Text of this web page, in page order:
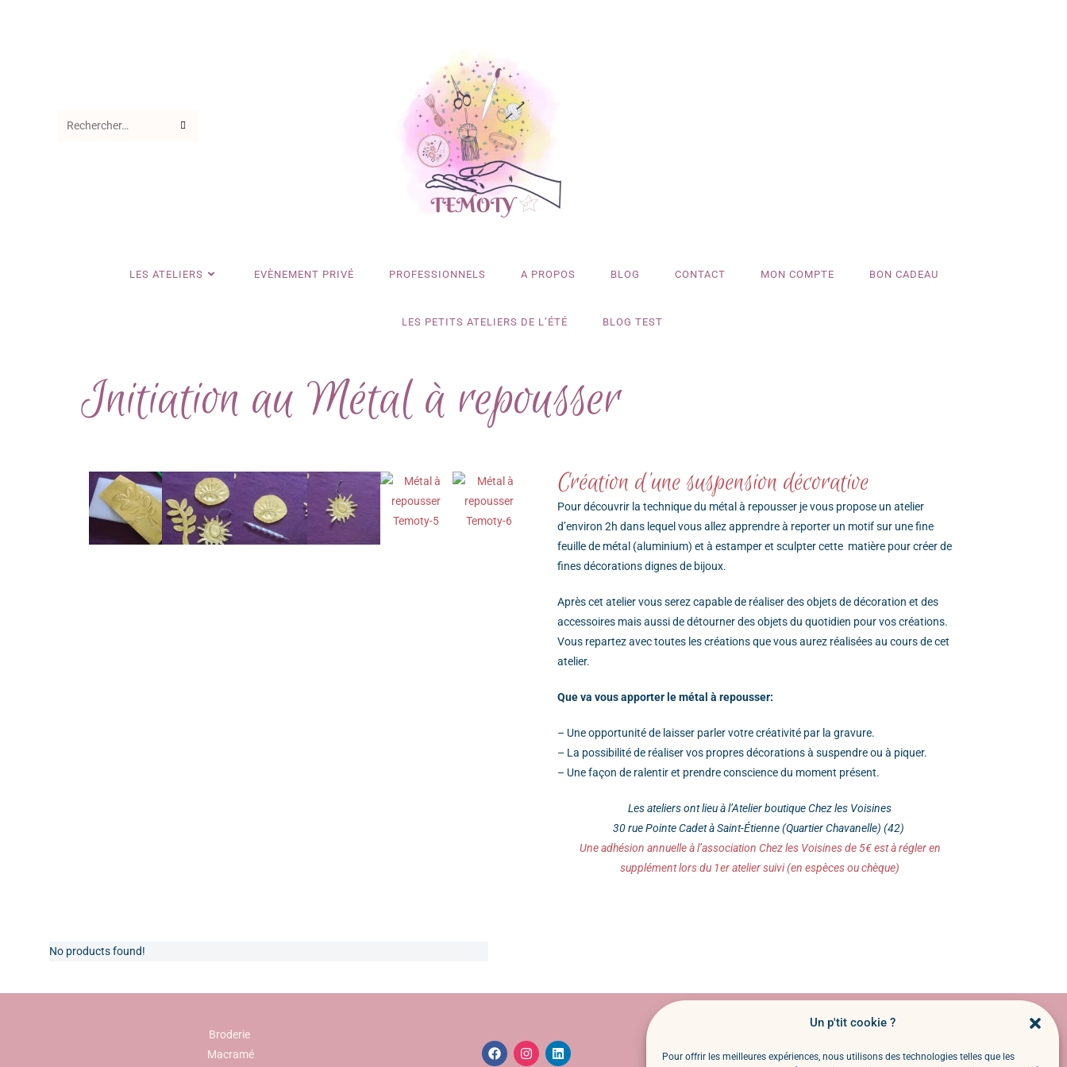
Un p'tit cookie ?
Pour offrir les meilleures expériences, nous utilisons des technologies telles que les
Rechercher
LES ATELIERS EVÈNEMENT PRIVÉ PROFESSIONNELS A PROPOS BLOG CONTACT MON COMPTE BON CADEAU
LES PETITS ATELIERS DE L’ÉTÉ BLOG TEST
Initiation au Métal à repousser
Création d'une suspension décorative
Pour découvrir la technique du métal à repousser je vous propose un atelier
d’environ 2h dans lequel vous allez apprendre à reporter un motif sur une fine
feuille de métal (aluminium) et à estamper et sculpter cette matière pour créer de
fines décorations dignes de bijoux.
Après cet atelier vous serez capable de réaliser des objets de décoration et des
accessoires mais aussi de détourner des objets du quotidien pour vos créations.
Vous repartez avec toutes les créations que vous aurez réalisées au cours de cet
atelier.
Que va vous apporter le métal à repousser:
– Une opportunité de laisser parler votre créativité par la gravure.
– La possibilité de réaliser vos propres décorations à suspendre ou à piquer.
– Une façon de ralentir et prendre conscience du moment présent.
Les ateliers ont lieu à l’Atelier boutique Chez les Voisines
30 rue Pointe Cadet à Saint-Étienne (Quartier Chavanelle) (42)
Une adhésion annuelle à l’association Chez les Voisines de 5€ est à régler en
supplément lors du 1er atelier suivi (en espèces ou chèque)
No products found!
Broderie
Macramé
Mentions légales